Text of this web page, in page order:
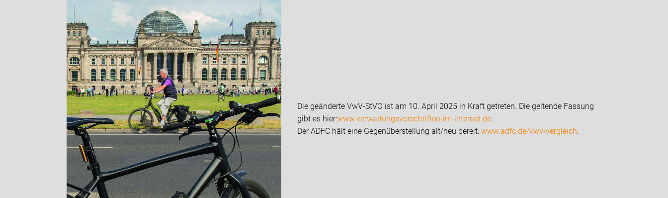
Die geänderte VwV-StVO ist am 10. April 2025 in Kraft getreten. Die geltende Fassung
gibt es hier:www.verwaltungsvorschriften-im-internet.de.
Der ADFC hält eine Gegenüberstellung alt/neu bereit:www.adfc.de/vwv-vergleich.